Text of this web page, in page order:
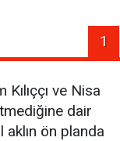
1
ve Nisa
dair
aklın ön planda